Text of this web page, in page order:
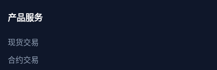
产品服务
现货交易
合约交易